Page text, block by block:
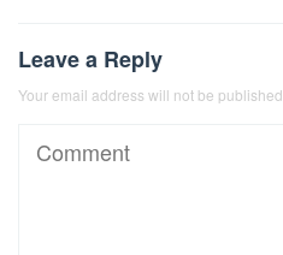
Leave a Reply
Your email address will not be published.